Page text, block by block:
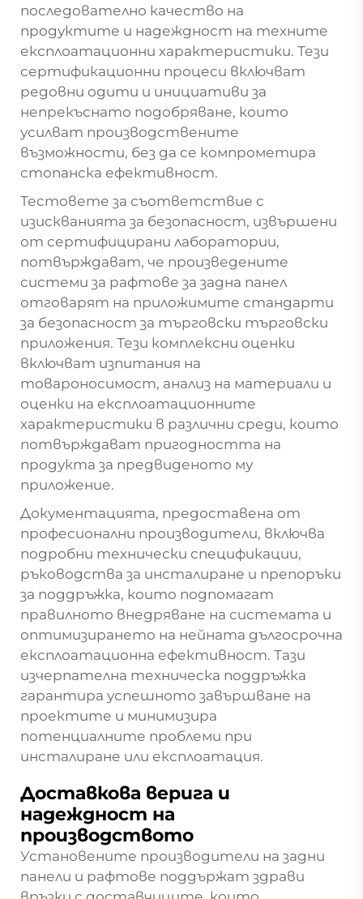
последователно качество на
продуктите и надеждност на техните
експлоатационни характеристики. Тези
сертификационни процеси включват
редовни одити и инициативи за
непрекъснато подобряване, които
усилват производствените
възможности, без да се компрометира
стопанска ефективност.
Тестовете за съответствие с
изискванията за безопасност, извършени
от сертифицирани лаборатории,
потвърждават, че произведените
системи за рафтове за задна панел
отговарят на приложимите стандарти
за безопасност за търговски търговски
приложения. Тези комплексни оценки
включват изпитания на
товароносимост, анализ на материали и
оценки на експлоатационните
характеристики в различни среди, които
потвърждават пригодността на
продукта за предвиденото му
приложение.
Документацията, предоставена от
професионални производители, включва
подробни технически спецификации,
ръководства за инсталиране и препоръки
за поддръжка, които подпомагат
правилното внедряване на системата и
оптимизирането на нейната дългосрочна
експлоатационна ефективност. Тази
изчерпателна техническа поддръжка
гарантира успешното завършване на
проектите и минимизира
потенциалните проблеми при
инсталиране или експлоатация.
Доставкова верига и
надеждност на
производството
Установените производители на задни
панели и рафтове поддържат здрави